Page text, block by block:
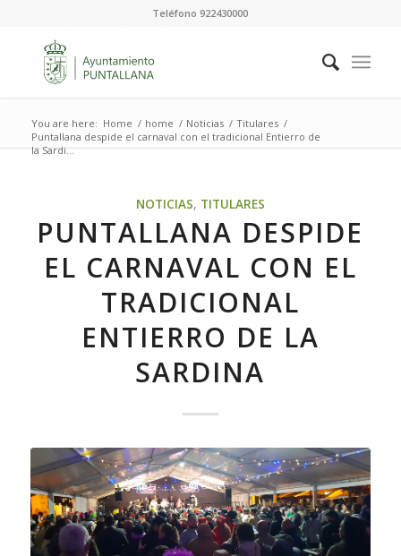
Teléfono 922430000
You are here: Home / home / Noticias / Titulares /
Puntallana despide el carnaval con el tradicional Entierro de
la Sardi...
NOTICIAS, TITULARES
PUNTALLANA DESPIDE
EL CARNAVAL CON EL
TRADICIONAL
ENTIERRO DE LA
SARDINA